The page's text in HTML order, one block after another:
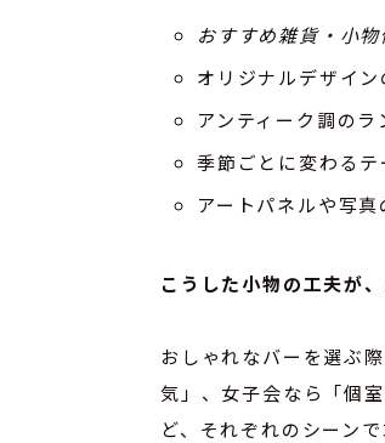
おすすめ雑貨・小
オリジナルデザイ
アンティーク調のラ
季節ごとに変わる
アートパネルや写真
こうした小物の工夫が
おしゃれなバーを選ぶ
気」、女子会なら「個
ど、それぞれのシーン